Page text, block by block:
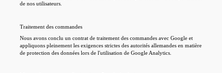
de nos utilisateurs.
Traitement des commandes
Nous avons conclu un contrat de traitement des commandes avec Google et
appliquons pleinement les exigences strictes des autorités allemandes en matière
de protection des données lors de l'utilisation de Google Analytics.